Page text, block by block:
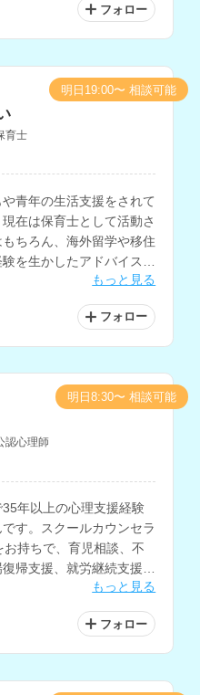
フォロー
育士
青年の生活支援をされて
在は保育士として活動さ
ちろん、海外留学や移住
を生かしたアドバイスも
ランナーの資格をお持ち
いただけます。
もっと見る
フォロー
明日19:00〜 相談可能
認心理師
年以上の心理支援経験
す。スクールカウンセラ
持ちで、育児相談、不
帰支援、就労継続支援な
もっと見る
フォロー
明日8:30〜 相談可能